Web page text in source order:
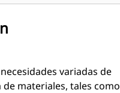
variadas de
materiales, tales como